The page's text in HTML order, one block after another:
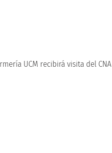
UCM recibirá visita del CNA